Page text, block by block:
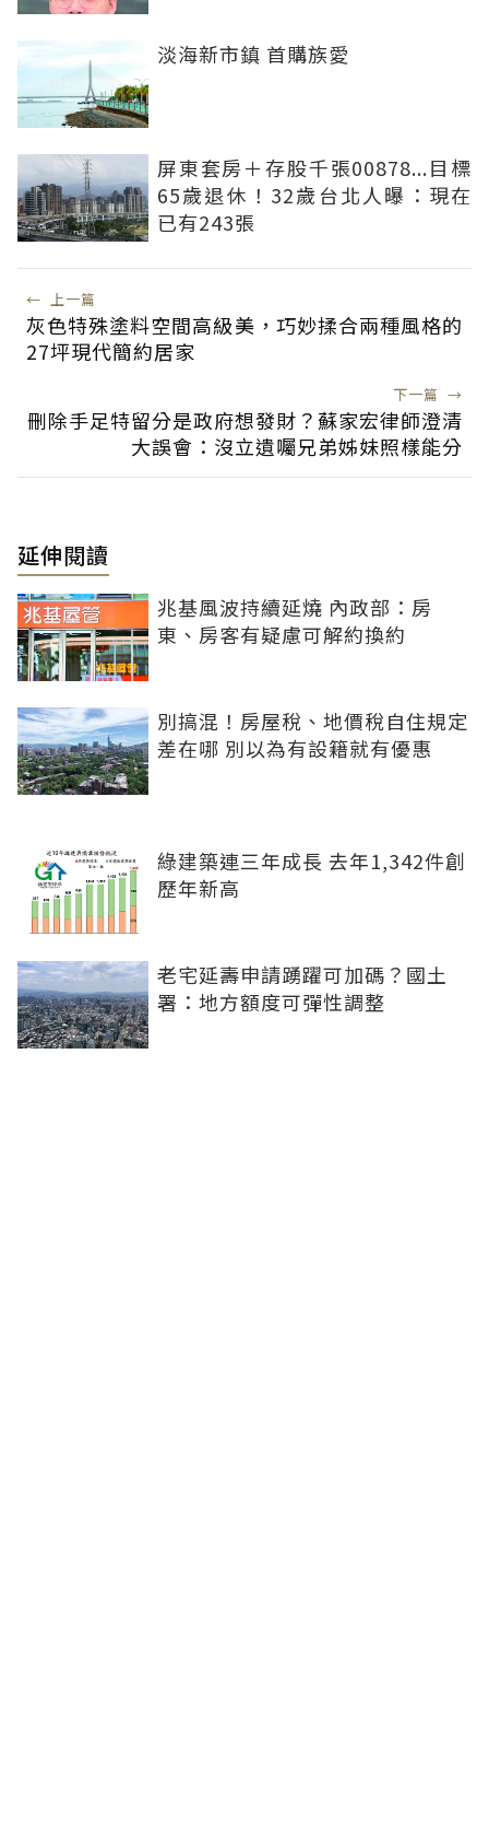
淡海新市鎮 首購族愛
屏東套房＋存股千張00878...目標
65歲退休！32歲台北人曝：現在
已有243張
← 上一篇
灰色特殊塗料空間高級美，巧妙揉合兩種風格的
27坪現代簡約居家
下一篇 →
刪除手足特留分是政府想發財？蘇家宏律師澄清
大誤會：沒立遺囑兄弟姊妹照樣能分
延伸閱讀
兆基風波持續延燒 內政部：房
東、房客有疑慮可解約換約
別搞混！房屋稅、地價稅自住規定
差在哪 別以為有設籍就有優惠
綠建築連三年成長 去年1,342件創
歷年新高
老宅延壽申請踴躍可加碼？國土
署：地方額度可彈性調整